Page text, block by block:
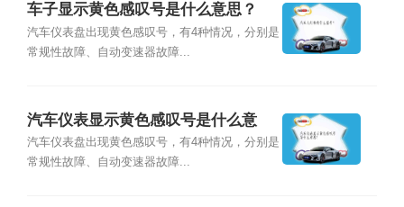
车子显示黄色感叹号是什么意思？
汽车仪表盘出现黄色感叹号，有4种情况，分别是
常规性故障、自动变速器故障...
汽车仪表显示黄色感叹号是什么意
思？
汽车仪表盘出现黄色感叹号，有4种情况，分别是
常规性故障、自动变速器故障...